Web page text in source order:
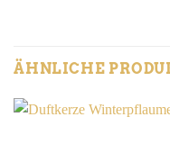
ÄHNLICHE